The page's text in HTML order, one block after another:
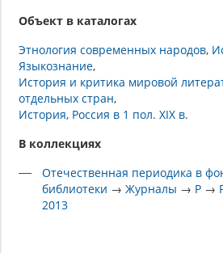
Объект в каталогах
Этнология современных народов
Языкознание
История и критика мировой
отдельных стран
История Россия в 1 пол. XIX в.
В коллекциях
Отечественная периодика в
библиотеки →Журналы → Р →
2013